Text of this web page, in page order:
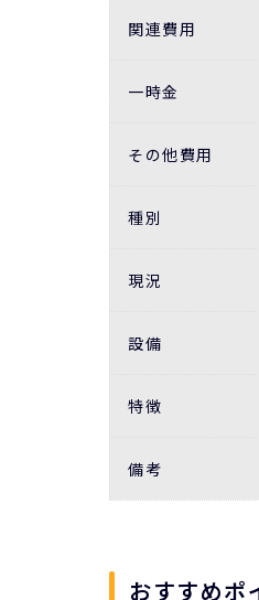
関連費用
一時金
その他費用
種別
現況
設備
特徴
備考
おすすめポ